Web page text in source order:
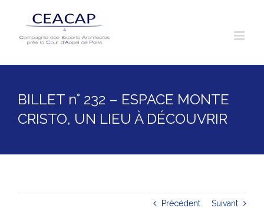
content
BILLET n° 232 – ESPACE MONTE
CRISTO, UN LIEU À DÉCOUVRIR
Précédent Suivant